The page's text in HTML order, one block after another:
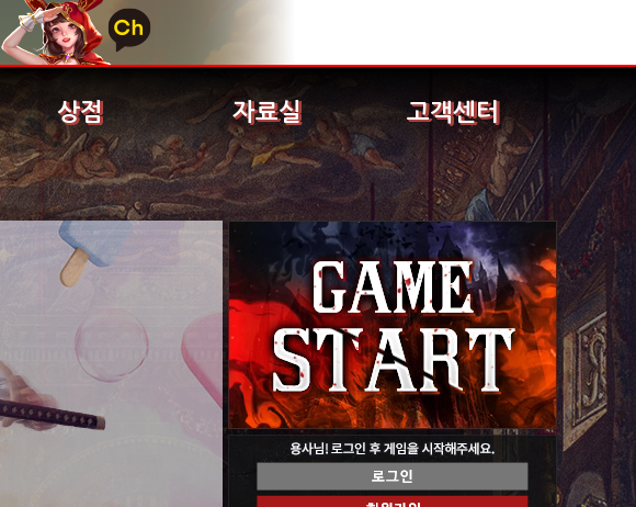
상점 자료실 고객센터